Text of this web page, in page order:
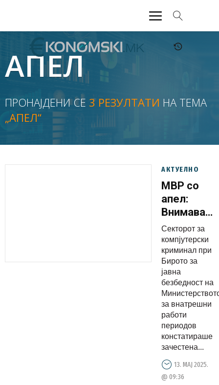
АКТУЕЛНО
ЕКОНОМИЈА
ФИНАНСИИ
БАНКАРСТВО
ЖИВОТ
АПЕЛ
ПРОНАЈДЕНИ СЕ 3 РЕЗУЛТАТИ НА ТЕМА
„АПЕЛ“
АКТУЕЛНО
МВР со
апел:
Внимавајте
на лажни
е-пораки
– фишинг
линкови
за
наводна
Секторот за
компјутерски
криминал при
Бирото за
јавна
безбедност на
за внатрешни
работи
периодов
констатираше
зачестена...
13. МАЈ 2025.
@ 09:36